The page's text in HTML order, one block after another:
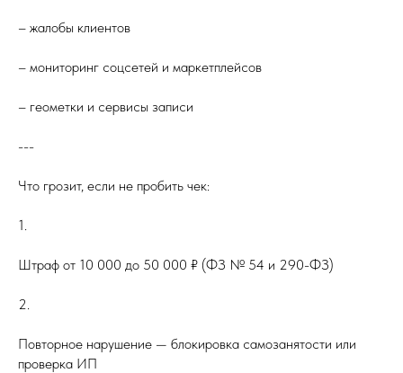
– жалобы клиентов
– мониторинг соцсетей и маркетплейсов
– геометки и сервисы записи
---
Что грозит, если не пробить чек:
1.
Штраф от 10 000 до 50 000 ₽ (ФЗ № 54 и 290-ФЗ)
2.
Повторное нарушение — блокировка самозанятости или
проверка ИП